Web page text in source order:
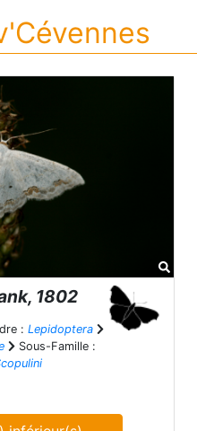
1802
: Lepidoptera
Sous-Famille :